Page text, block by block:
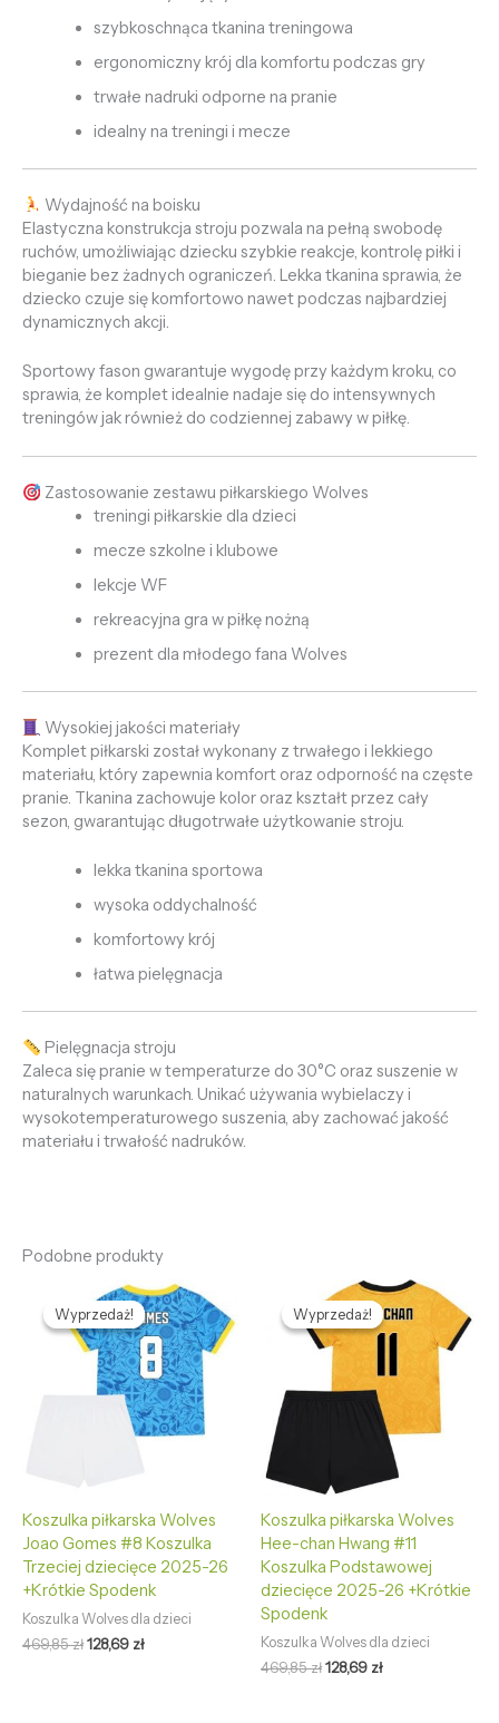
szybkoschnąca tkanina treningowa
ergonomiczny krój dla komfortu podczas gry
trwałe nadruki odporne na pranie
idealny na treningi i mecze
Wydajność na boisku
Elastyczna konstrukcja stroju pozwala na pełną swobodę
ruchów, umożliwiając dziecku szybkie reakcje, kontrolę piłki i
bieganie bez żadnych ograniczeń. Lekka tkanina sprawia, że
dziecko czuje się komfortowo nawet podczas najbardziej
dynamicznych akcji.
Sportowy fason gwarantuje wygodę przy każdym kroku, co
sprawia, że komplet idealnie nadaje się do intensywnych
treningów jak również do codziennej zabawy w piłkę.
Zastosowanie zestawu piłkarskiego Wolves
treningi piłkarskie dla dzieci
mecze szkolne i klubowe
lekcje WF
rekreacyjna gra w piłkę nożną
prezent dla młodego fana Wolves
Wysokiej jakości materiały
Komplet piłkarski został wykonany z trwałego i lekkiego
materiału, który zapewnia komfort oraz odporność na częste
pranie. Tkanina zachowuje kolor oraz kształt przez cały
sezon, gwarantując długotrwałe użytkowanie stroju.
lekka tkanina sportowa
wysoka oddychalność
komfortowy krój
łatwa pielęgnacja
Pielęgnacja stroju
Zaleca się pranie w temperaturze do 30°C oraz suszenie w
naturalnych warunkach. Unikać używania wybielaczy i
wysokotemperaturowego suszenia, aby zachować jakość
materiału i trwałość nadruków.
Podobne produkty
Wyprzedaż!
Wyprzedaż!
Koszulka piłkarska Wolves
Joao Gomes #8 Koszulka
Trzeciej dziecięce 2025-26
+Krótkie Spodenk
Koszulka Wolves dla dzieci
469,85zł
Pierwotna
cena
wynosiła:
469,85 zł.
128,69 zł
Aktualna
cena
wynosi:
128,69 zł.
Wyprzedaż!
Wyprzedaż!
Koszulka piłkarska Wolves
Hee-chan Hwang #11
Koszulka Podstawowej
dziecięce 2025-26 +Krótkie
Spodenk
Koszulka Wolves dla dzieci
469,85zł
Pierwotna
cena
wynosiła:
469,85 zł.
128,69 zł
Aktualna
cena
wynosi:
128,69 zł.